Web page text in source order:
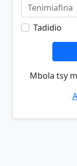
Tadidio
Mbola tsy